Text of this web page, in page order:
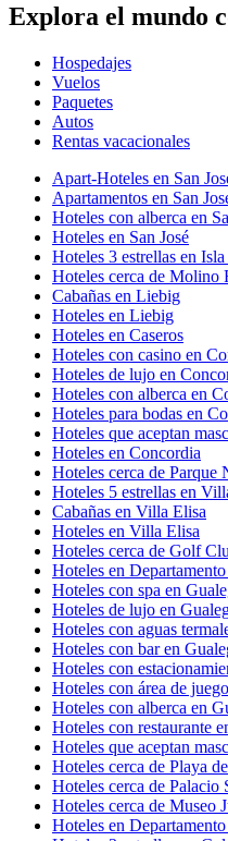
Explora el mundo
Hospedajes
Vuelos
Paquetes
Autos
Rentas vacacionales
Apart-Hoteles en San
Apartamentos en San
Hoteles con alberca en
Hoteles en San José
Hoteles 3 estrellas en
Hoteles cerca de Molino
Cabañas en Liebig
Hoteles en Liebig
Hoteles en Caseros
Hoteles con casino en
Hoteles de lujo en
Hoteles con alberca en
Hoteles para bodas en
Hoteles que aceptan
Hoteles en Concordia
Hoteles cerca de Parque
Hoteles 5 estrellas en
Cabañas en Villa Elisa
Hoteles en Villa Elisa
Hoteles cerca de Golf
Hoteles en
Hoteles con spa en
Hoteles de lujo en
Hoteles con aguas
Hoteles con bar en
Hoteles con
Hoteles con área de
Hoteles con alberca en
Hoteles con restaurante
Hoteles que aceptan
Hoteles cerca de Playa
Hoteles cerca de Palacio
Hoteles cerca de Museo
Hoteles en